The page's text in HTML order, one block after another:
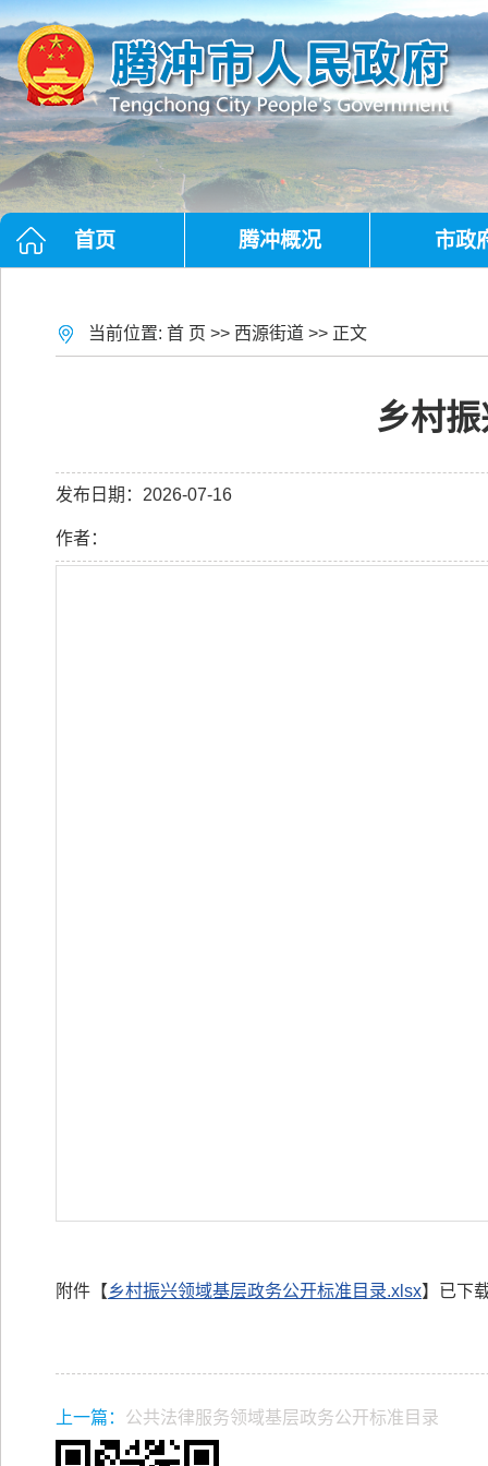
首页 腾冲概况 市政
当前位置: 首 页 >> 西源街道 >> 正文
乡村
发布日期：2026-07-16
作者：
附件【乡村振兴领域基层政务公开标准目录.xlsx】已下
上一篇： 公共法律服务领域基层政务公开标准目录